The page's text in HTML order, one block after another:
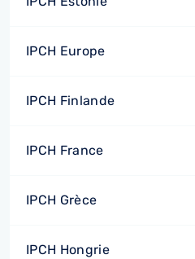
IPCH Europe
IPCH Finlande
IPCH France
IPCH Grèce
IPCH Hongrie